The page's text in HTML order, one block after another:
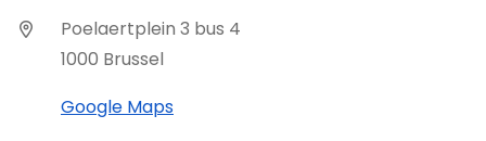
Poelaertplein 3 bus 4
1000 Brussel
Google Maps